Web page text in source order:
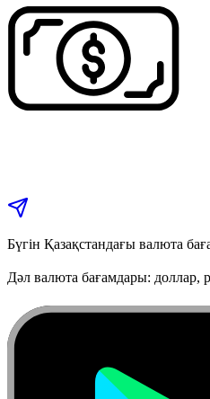
Бүгін Қазақстандағы валюта
Дәл валюта бағамдары: